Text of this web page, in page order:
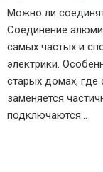
Можно ли
Соединение
самых частых и
электрики.
старых домах, где
заменяется
подключаются...